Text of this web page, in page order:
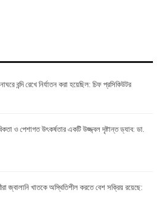
বন্দি রেখে নির্যাতন করা হয়েছিল: চিফ প্রসিকিউটর
ও পেশাগত উৎকর্ষতার একটি উজ্জ্বল দৃষ্টান্ত ড্যাব: ডা.
জ্বালানি খাতকে অস্থিতিশীল করতে বেশ সক্রিয় রয়েছে: